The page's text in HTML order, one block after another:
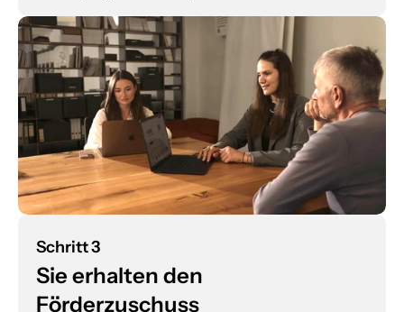
Schritt 3
Sie erhalten den
Förderzuschuss